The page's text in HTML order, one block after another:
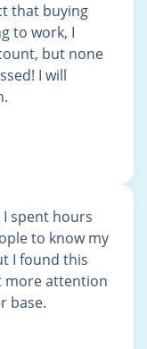
that buying
to work, I
but none
I will
spent hours
to know my
I found this
more attention
base.